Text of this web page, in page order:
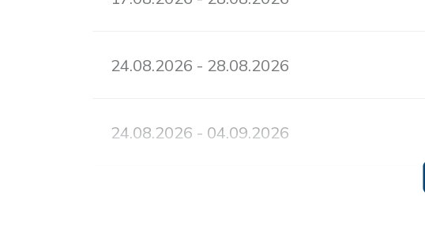
24.08.2026 - 28.08.2026
24.08.2026 - 04.09.2026